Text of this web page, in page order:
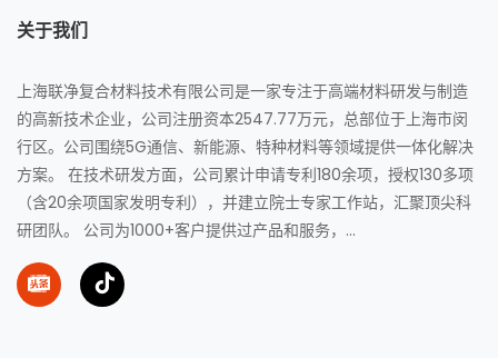
关于我们
上海联净复合材料技术有限公司是一家专注于高端材料研发与制造
的高新技术企业，公司注册资本2547.77万元，总部位于上海市闵
行区。公司围绕5G通信、新能源、特种材料等领域提供一体化解决
方案。 在技术研发方面，公司累计申请专利180余项，授权130多项
（含20余项国家发明专利），并建立院士专家工作站，汇聚顶尖科
研团队。 公司为1000+客户提供过产品和服务，...